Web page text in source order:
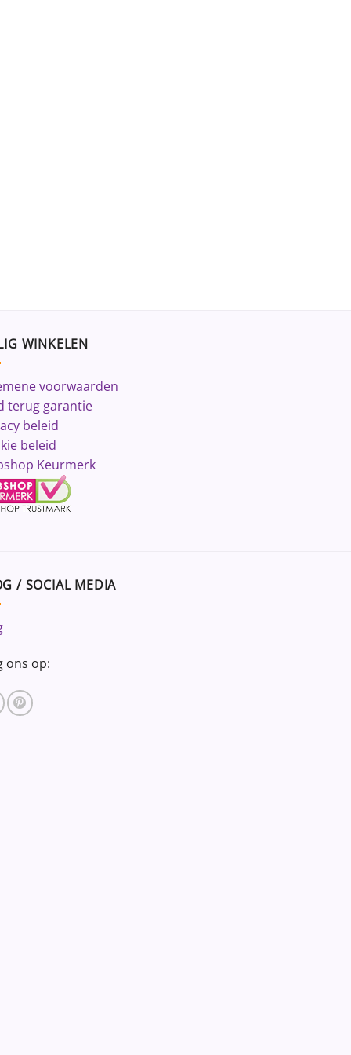
WINKELEN
voorwaarden
terug garantie
beleid
beleid
Keurmerk
/ SOCIAL MEDIA
ons op: